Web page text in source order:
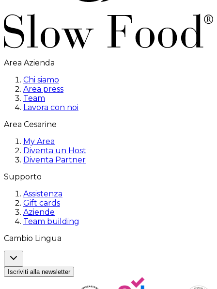
Area Azienda
Chi siamo
Area press
Team
Lavora con noi
Area Cesarine
My Area
Diventa un Host
Diventa Partner
Supporto
Assistenza
Gift cards
Aziende
Team building
Cambio Lingua
Iscriviti alla newsletter